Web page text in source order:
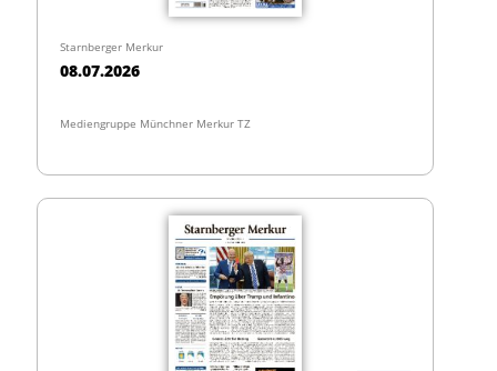
Starnberger Merkur
08.07.2026
Mediengruppe Münchner Merkur TZ